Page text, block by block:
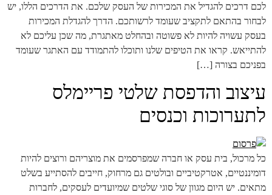
לכם דרכים להגדיל את המכירות של העסק שלכם. את הדרכים הללו, יש
לבחור בהתאם לתקציב שעומד לרשותכם. הדרך להגדלת המכירות
בעסק עשויה להיות לא פשוטה ובהחלט מאתגרת, מה שכן עליכם לא
להתייאש. קראו את הטיפים שלנו ותוכלו להתמודד עם האתגר שעומד
בפניכם בצורה […]
עיצוב והדפסת שלטי פריימלס
לתערוכות וכנסים
כל מרכול, בית עסק או חברה שמפרסמים את מוצריהם ורוצים להיות
דומיננטיים, אטרקטיביים ובולטים גם מרחוק, חייבים להסתייע בשלט
מתאים. יש היום מגוון של סוגי שלטים שמיועדים לעסקים, לחברות